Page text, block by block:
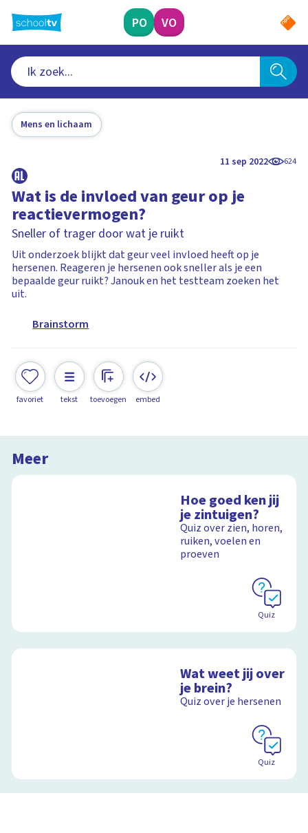
naar
hoofdinhoud
PO VO
Mens en lichaam
11 sep 2022 624
Wat is de invloed van geur op je
reactievermogen?
Sneller of trager door wat je ruikt
Uit onderzoek blijkt dat geur veel invloed heeft op je
hersenen. Reageren je hersenen ook sneller als je een
bepaalde geur ruikt? Janouk en het testteam zoeken het
uit.
Brainstorm
favoriet tekst toevoegen embed
Meer
Hoe goed ken jij
je zintuigen?
Quiz over zien, horen,
ruiken, voelen en
proeven
Quiz
Wat weet jij over
je brein?
Quiz over je hersenen
Quiz